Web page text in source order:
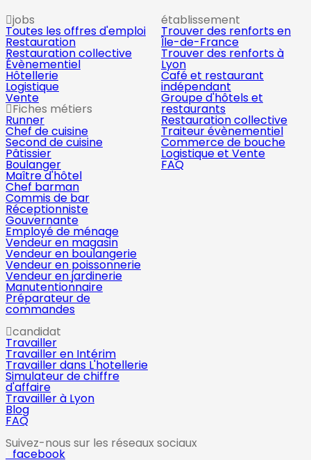
jobs
Toutes les offres d'emploi
Restauration
Restauration collective
Évènementiel
Hôtellerie
Logistique
Vente
Fiches métiers
Runner
Chef de cuisine
Second de cuisine
Pâtissier
Boulanger
Maître d'hôtel
Chef barman
Commis de bar
Réceptionniste
Gouvernante
Employé de ménage
Vendeur en magasin
Vendeur en boulangerie
Vendeur en poissonnerie
Vendeur en jardinerie
Manutentionnaire
Préparateur de
commandes
établissement
Trouver des renforts en
Île-de-France
Trouver des renforts à
Lyon
Café et restaurant
indépendant
Groupe d'hôtels et
restaurants
Restauration collective
Traiteur évènementiel
Commerce de bouche
Logistique et Vente
FAQ
candidat
Travailler
Travailler en Intérim
Travailler dans L'hotellerie
Simulateur de chiffre
d'affaire
Travailler à Lyon
Blog
FAQ
Suivez-nous sur les réseaux sociaux
facebook